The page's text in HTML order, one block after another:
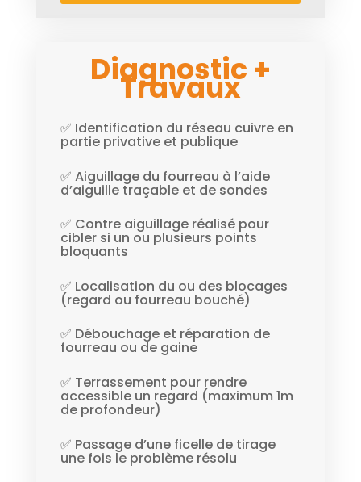
Diagnostic +
Travaux
✅ Identification du réseau cuivre en
partie privative et publique
✅ Aiguillage du fourreau à l’aide
d’aiguille traçable et de sondes
✅ Contre aiguillage réalisé pour
cibler si un ou plusieurs points
bloquants
✅ Localisation du ou des blocages
(regard ou fourreau bouché)
✅ Débouchage et réparation de
fourreau ou de gaine
✅ Terrassement pour rendre
accessible un regard (maximum 1m
de profondeur)
✅ Passage d’une ficelle de tirage
une fois le problème résolu